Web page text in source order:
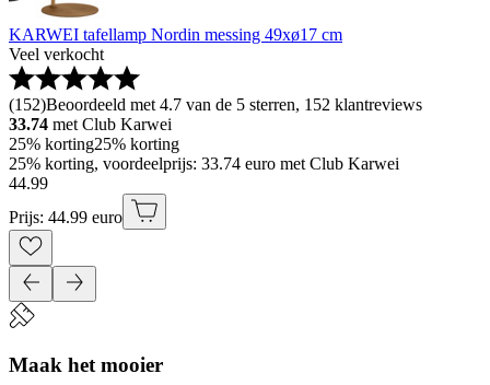
KARWEI tafellamp Nordin messing 49xø17 cm
Veel verkocht
(152)Beoordeeld met 4.7 van de 5 sterren, 152 klantreviews
33.74 met Club Karwei
25% korting25% korting
25% korting, voordeelprijs: 33.74 euro met Club Karwei
44.99
Prijs: 44.99 euro
Maak het mooier